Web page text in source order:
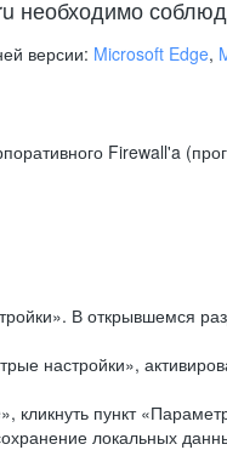
необходимо
версии: Microsoft Edge,
Firewall'a
В открывшемся
настройки»,
кликнуть пункт
локальных